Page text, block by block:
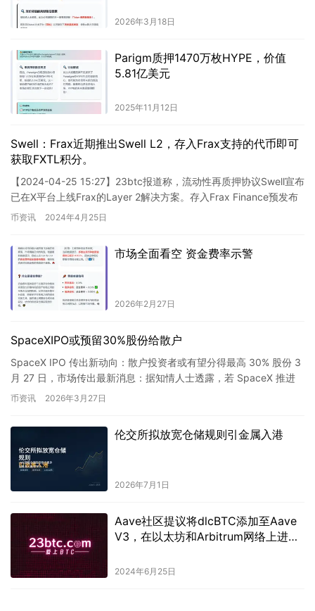
2026年3月18日
Parigm质押1470万枚HYPE，价值
5.81亿美元
2025年11月12日
Swell：Frax近期推出Swell L2，存入Frax支持的代币即可
获取FXTL积分。
【2024-04-25 15:27】23btc报道称，流动性再质押协议Swell宣布
已在X平台上线Frax的Layer 2解决方案。存入Frax Finance预发布
的代币将在首个…
币资讯 2024年4月25日
市场全面看空 资金费率示警
2026年2月27日
SpaceXIPO或预留30%股份给散户
SpaceX IPO 传出新动向：散户投资者或有望分得最高 30% 股份 3
月 27 日，市场传出最新消息：据知情人士透露，若 SpaceX 推进
IPO，面向散户投资者预留的股…
币资讯 2026年3月27日
伦交所拟放宽仓储规则引金属入港
2026年7月1日
Aave社区提议将dlcBTC添加至Aave
V3，在以太坊和Arbitrum网络上进行
2024年6月25日